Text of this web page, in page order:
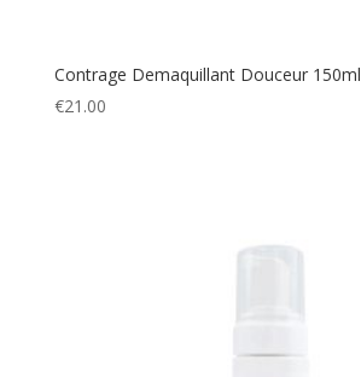
Contrage Demaquillant Douceur 150ml
€21.00